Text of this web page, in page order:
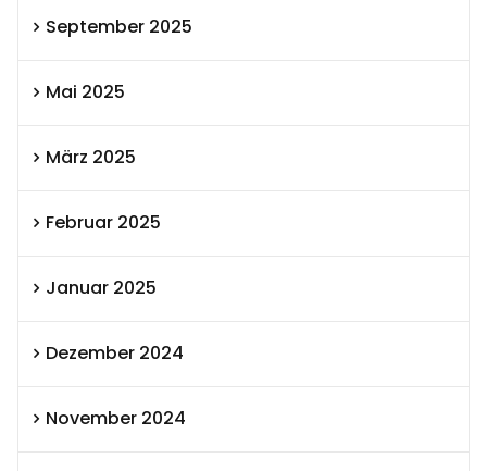
September 2025
Mai 2025
März 2025
Februar 2025
Januar 2025
Dezember 2024
November 2024